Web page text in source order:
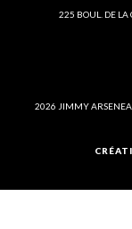
225 BOUL. DE LA
2026 JIMMY